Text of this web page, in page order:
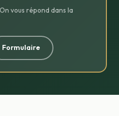
vous répond dans la
Formulaire